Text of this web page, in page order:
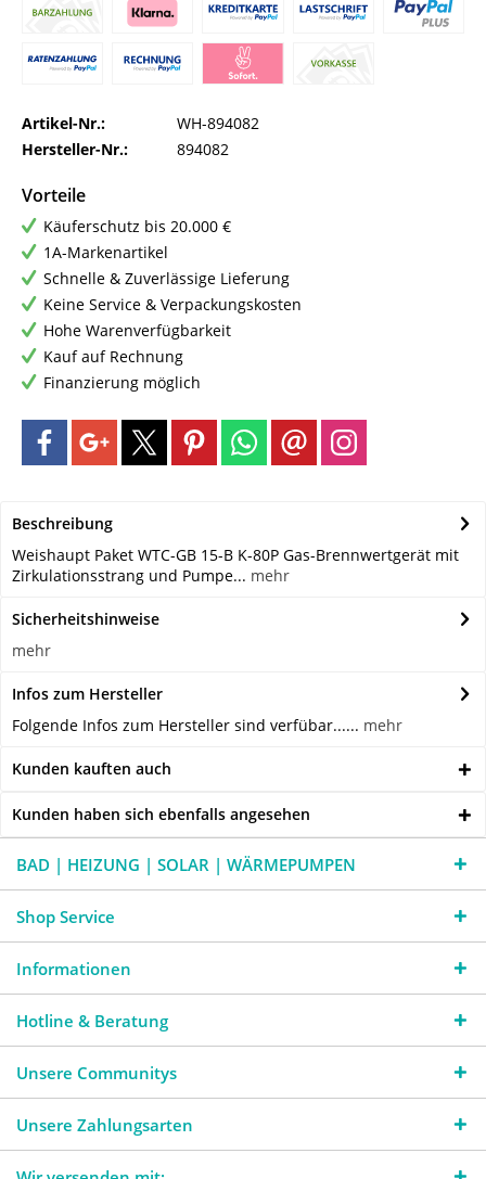
Artikel-Nr.:
WH-894082
Hersteller-Nr.:
894082
Vorteile
Käuferschutz bis 20.000 €
1A-Markenartikel
Schnelle & Zuverlässige Lieferung
Keine Service & Verpackungskosten
Hohe Warenverfügbarkeit
Kauf auf Rechnung
Finanzierung möglich
Beschreibung
Weishaupt Paket WTC-GB 15-B K-80P Gas-Brennwertgerät mit
Zirkulationsstrang und Pumpe... mehr
Sicherheitshinweise
mehr
Infos zum Hersteller
Folgende Infos zum Hersteller sind verfübar...... mehr
Kunden kauften auch
Kunden haben sich ebenfalls angesehen
BAD | HEIZUNG | SOLAR | WÄRMEPUMPEN
Shop Service
Informationen
Hotline & Beratung
Unsere Communitys
Unsere Zahlungsarten